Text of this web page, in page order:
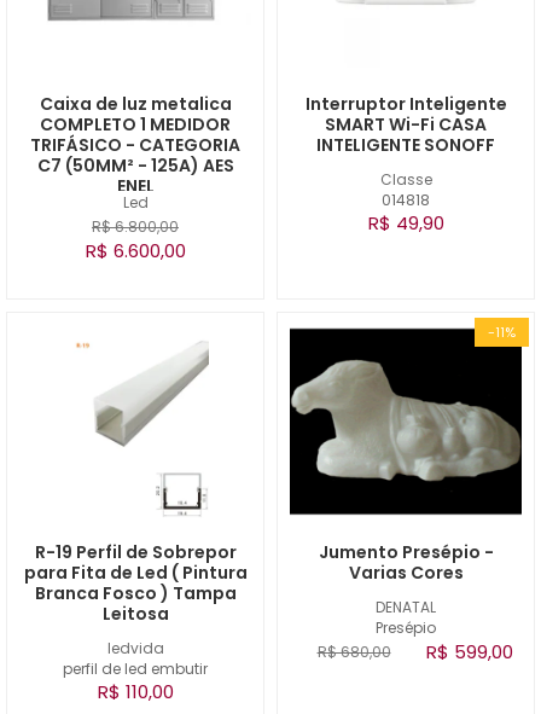
Led
Caixa de luz metalica
COMPLETO 1 MEDIDOR
TRIFÁSICO - CATEGORIA
C7 (50MM² - 125A) AES
ENEL
R$ 6.800,00
R$ 6.600,00
Classe
014818
Interruptor Inteligente
SMART Wi-Fi CASA
INTELIGENTE SONOFF
R$ 49,90
ledvida
perfil de led embutir
R-19 Perfil de Sobrepor
para Fita de Led ( Pintura
Branca Fosco ) Tampa
Leitosa
R$ 110,00
-11%
DENATAL
Presépio
Jumento Presépio -
Varias Cores
R$ 680,00 R$ 599,00